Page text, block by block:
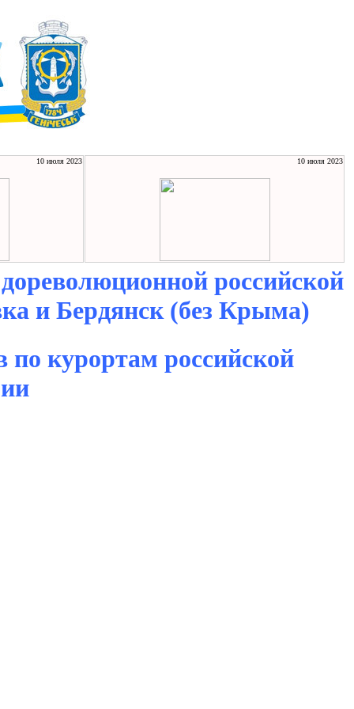
10 июля 2023 10 июля 2023
российской
и Бердянск (без Крыма)
по курортам российской